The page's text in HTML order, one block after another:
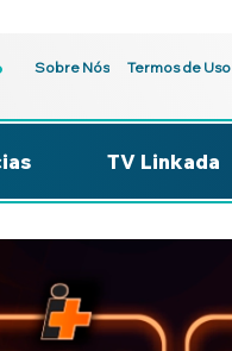
Sobre Nós Termos de Uso
TV Linkada